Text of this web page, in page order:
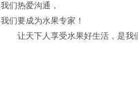
我们热爱沟通，
我们要成为水果专家！
让天下人享受水果好生活，是